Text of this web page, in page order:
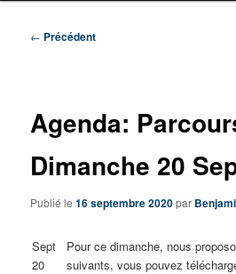
Navigation
← Précédent
Agenda:
Dimanche 20
Publié le16 septembre 2020par
Sept
20
Pour ce dimanche, nous
suivants, vous pouvez